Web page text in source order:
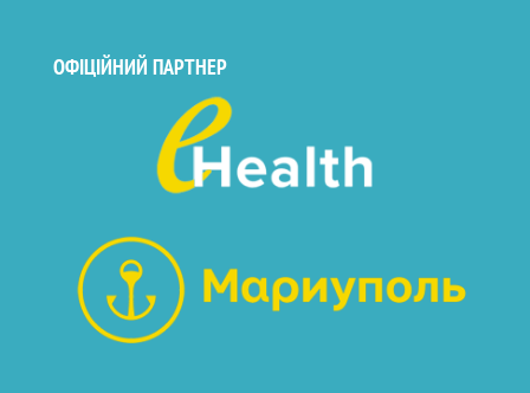
ОФІЦІЙНИЙ ПАРТНЕР